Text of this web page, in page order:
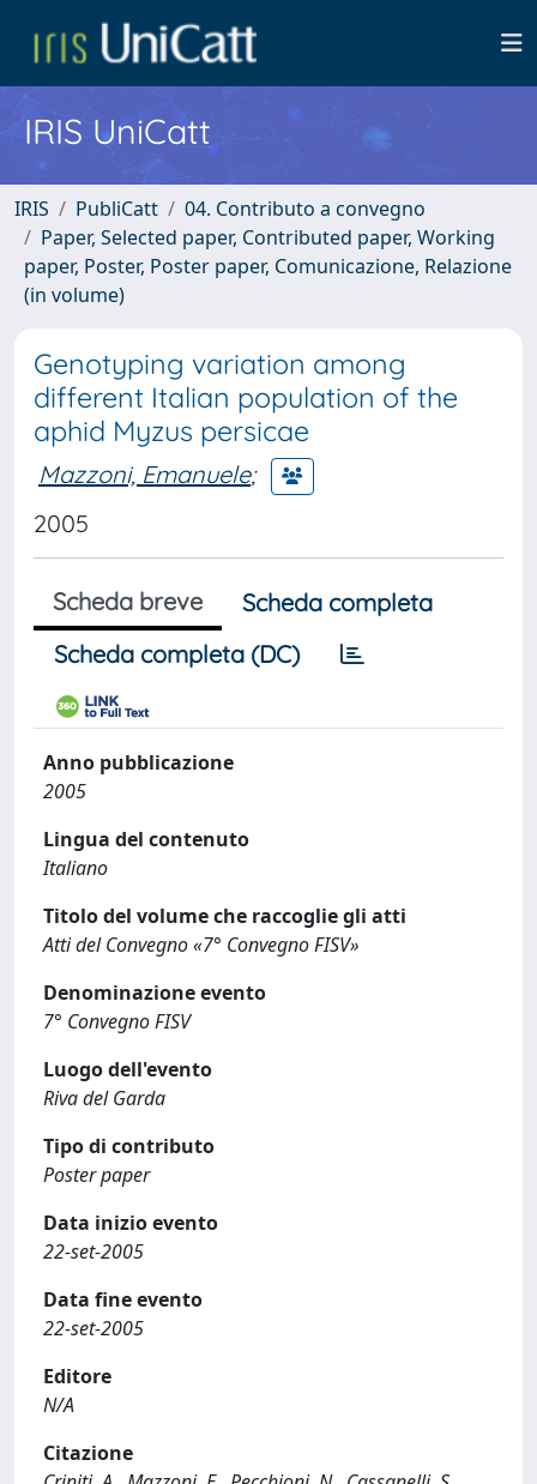
IRIS UniCatt
IRIS PubliCatt
04. Contributo a convegno
Paper, Selected paper, Contributed paper, Working
paper, Poster, Poster paper, Comunicazione, Relazione
(in volume)
Genotyping variation among
different Italian population of the
aphid Myzus persicae
Mazzoni, Emanuele;
2005
Scheda breve
Scheda completa
Scheda completa (DC)
Anno pubblicazione
2005
Lingua del contenuto
Italiano
Titolo del volume che raccoglie gli atti
Atti del Convegno «7° Convegno FISV»
Denominazione evento
7° Convegno FISV
Luogo dell'evento
Riva del Garda
Tipo di contributo
Poster paper
Data inizio evento
22-set-2005
Data fine evento
22-set-2005
Editore
N/A
Citazione